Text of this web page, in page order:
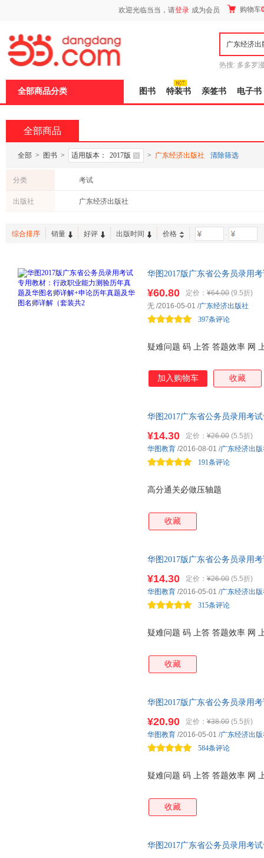
欢迎光临当当，请登录 成为会员 购物车
热搜: 多多罗
全部商品分类 图书 特装书 亲签书 电子书
全部商品
全部 > 图书 > 适用版本： 2017版 > 广东经济出版社 清除筛选
分类 考试
出版社 广东经济出版社
综合排序 销量 好评 出版时间 价格 -
华图2017版广东省公务员录用
疑难问题 码 上答 答题效率 网
¥60.80 定价： ¥64.00 (9.5折)
397条评论
无 /2016-05-01 /广东经济出版社
加入购物车 收藏
华图2017广东省公务员录用考
高分通关必做压轴题
¥14.30 定价： ¥26.00 (5.5折)
191条评论
华图教育 /2016-08-01 /广东经济出
收藏
华图2017版广东省公务员录用
疑难问题 码 上答 答题效率 网
¥14.30 定价： ¥26.00 (5.5折)
315条评论
华图教育 /2016-05-01 /广东经济出
收藏
华图2017版广东省公务员录用
疑难问题 码 上答 答题效率 网
¥20.90 定价： ¥38.00 (5.5折)
584条评论
华图教育 /2016-05-01 /广东经济出
收藏
华图2017广东省公务员录用考
页
加